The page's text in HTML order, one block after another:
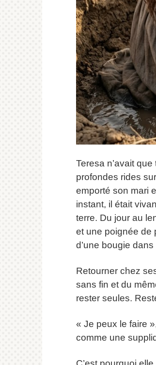
Teresa n’avait
profondes rides
emporté son mari
instant, il était
terre. Du jour au
et une poignée de
d’une bougie dans
Retourner chez
sans fin et du
rester seules.
« Je peux le faire
comme une